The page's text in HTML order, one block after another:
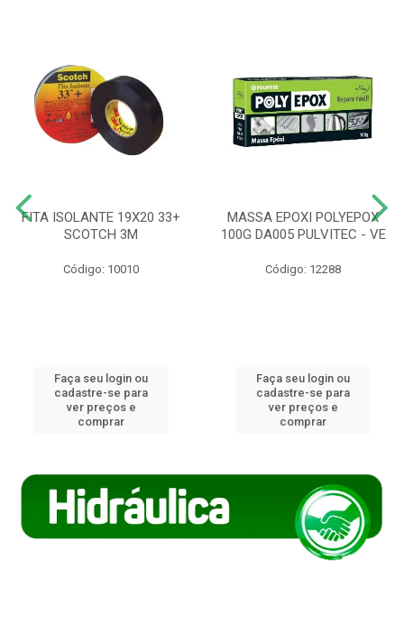
FITA ISOLANTE 19X20 33+
SCOTCH 3M
Código: 10010
Faça seu login ou
cadastre-se para
ver preços e
comprar
MASSA EPOXI POLYEPOX
100G DA005 PULVITEC - VE
Código: 12288
Faça seu login ou
cadastre-se para
ver preços e
comprar